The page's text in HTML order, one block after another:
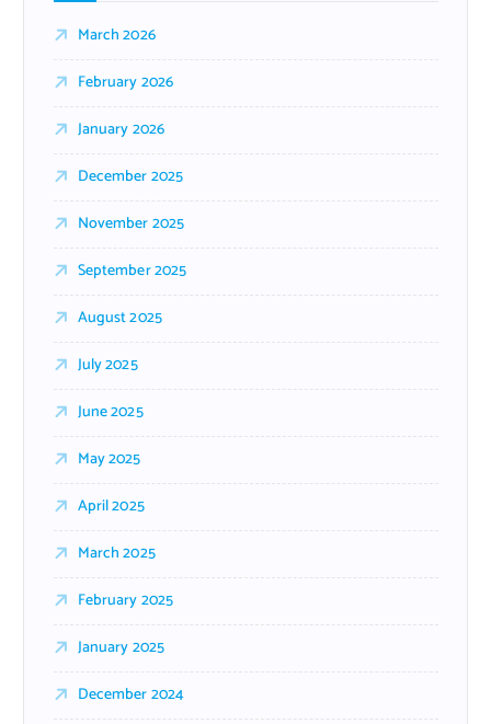
March 2026
February 2026
January 2026
December 2025
November 2025
September 2025
August 2025
July 2025
June 2025
May 2025
April 2025
March 2025
February 2025
January 2025
December 2024